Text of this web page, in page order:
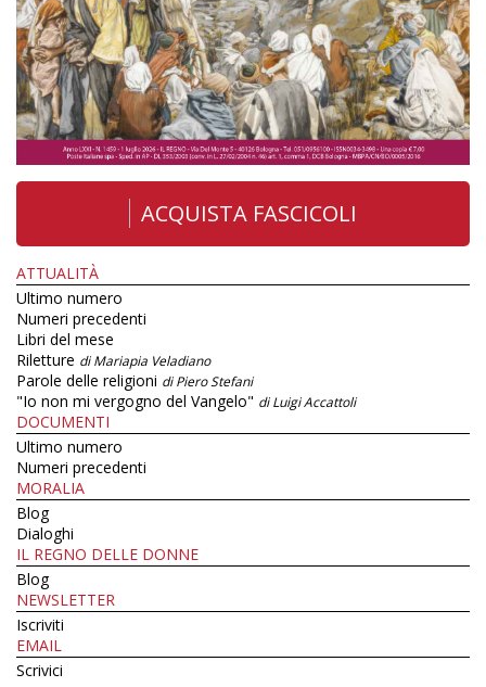
ACQUISTA FASCICOLI
ATTUALITÀ
Ultimo numero
Numeri precedenti
Libri del mese
Riletture di Mariapia Veladiano
Parole delle religioni di Piero Stefani
"Io non mi vergogno del Vangelo" di Luigi Accattoli
DOCUMENTI
Ultimo numero
Numeri precedenti
MORALIA
Blog
Dialoghi
IL REGNO DELLE DONNE
Blog
NEWSLETTER
Iscriviti
EMAIL
Scrivici